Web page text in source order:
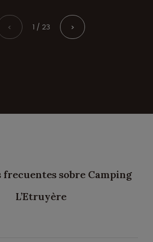
< 1 / 23 >
frecuentes sobre Camping
L’Etruyère